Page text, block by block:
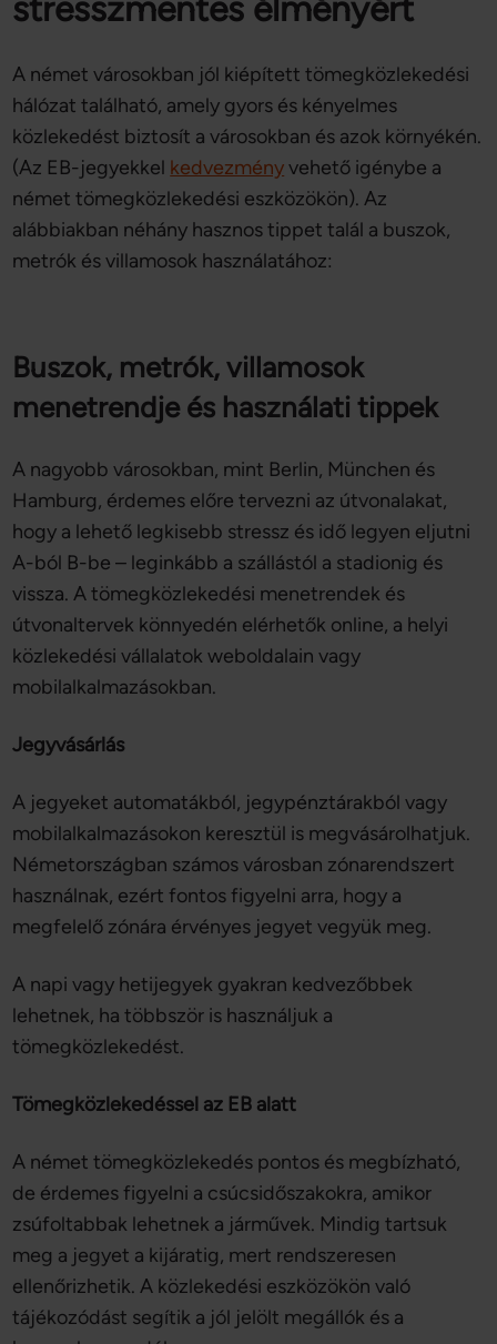
stresszmentes élményért
A német városokban jól kiépített tömegközlekedési
hálózat található, amely gyors és kényelmes
közlekedést biztosít a városokban és azok környékén.
(Az EB-jegyekkel kedvezményvehető igénybe a
német tömegközlekedési eszközökön). Az
alábbiakban néhány hasznos tippet talál a buszok,
metrók és villamosok használatához:
Buszok, metrók, villamosok
menetrendje és használati tippek
A nagyobb városokban, mint Berlin, München és
Hamburg, érdemes előre tervezni az útvonalakat,
hogy a lehető legkisebb stressz és idő legyen eljutni
A-ból B-be – leginkább a szállástól a stadionig és
vissza. A tömegközlekedési menetrendek és
útvonaltervek könnyedén elérhetők online, a helyi
közlekedési vállalatok weboldalain vagy
mobilalkalmazásokban.
Jegyvásárlás
A jegyeket automatákból, jegypénztárakból vagy
mobilalkalmazásokon keresztül is megvásárolhatjuk.
Németországban számos városban zónarendszert
használnak, ezért fontos figyelni arra, hogy a
megfelelő zónára érvényes jegyet vegyük meg.
A napi vagy hetijegyek gyakran kedvezőbbek
lehetnek, ha többször is használjuk a
tömegközlekedést.
Tömegközlekedéssel az EB alatt
A német tömegközlekedés pontos és megbízható,
de érdemes figyelni a csúcsidőszakokra, amikor
zsúfoltabbak lehetnek a járművek. Mindig tartsuk
meg a jegyet a kijáratig, mert rendszeresen
ellenőrizhetik. A közlekedési eszközökön való
tájékozódást segítik a jól jelölt megállók és a